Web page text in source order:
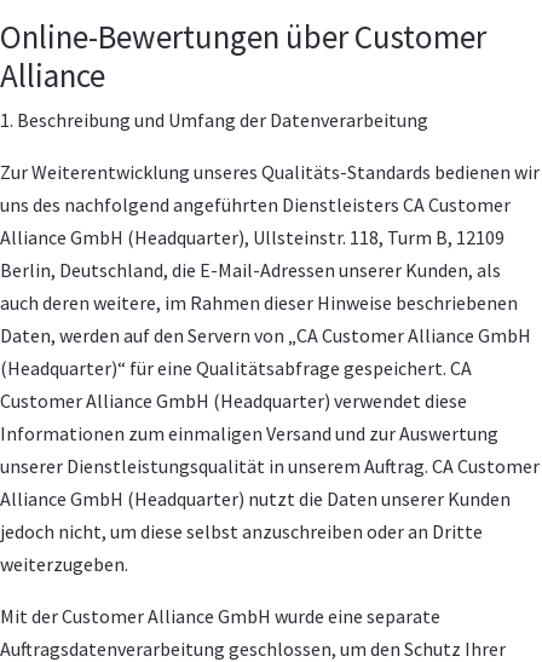
Online-Bewertungen über Customer
Alliance
1. Beschreibung und Umfang der Datenverarbeitung
Zur Weiterentwicklung unseres Qualitäts-Standards bedienen wir
uns des nachfolgend angeführten Dienstleisters CA Customer
Alliance GmbH (Headquarter), Ullsteinstr. 118, Turm B, 12109
Berlin, Deutschland, die E-Mail-Adressen unserer Kunden, als
auch deren weitere, im Rahmen dieser Hinweise beschriebenen
Daten, werden auf den Servern von „CA Customer Alliance GmbH
(Headquarter)“ für eine Qualitätsabfrage gespeichert. CA
Customer Alliance GmbH (Headquarter) verwendet diese
Informationen zum einmaligen Versand und zur Auswertung
unserer Dienstleistungsqualität in unserem Auftrag. CA Customer
Alliance GmbH (Headquarter) nutzt die Daten unserer Kunden
jedoch nicht, um diese selbst anzuschreiben oder an Dritte
weiterzugeben.
Mit der Customer Alliance GmbH wurde eine separate
Auftragsdatenverarbeitung geschlossen, um den Schutz Ihrer